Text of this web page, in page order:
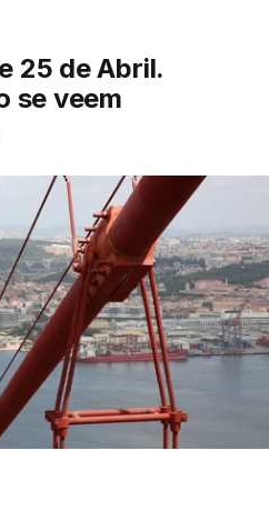
25 de Abril.
se veem